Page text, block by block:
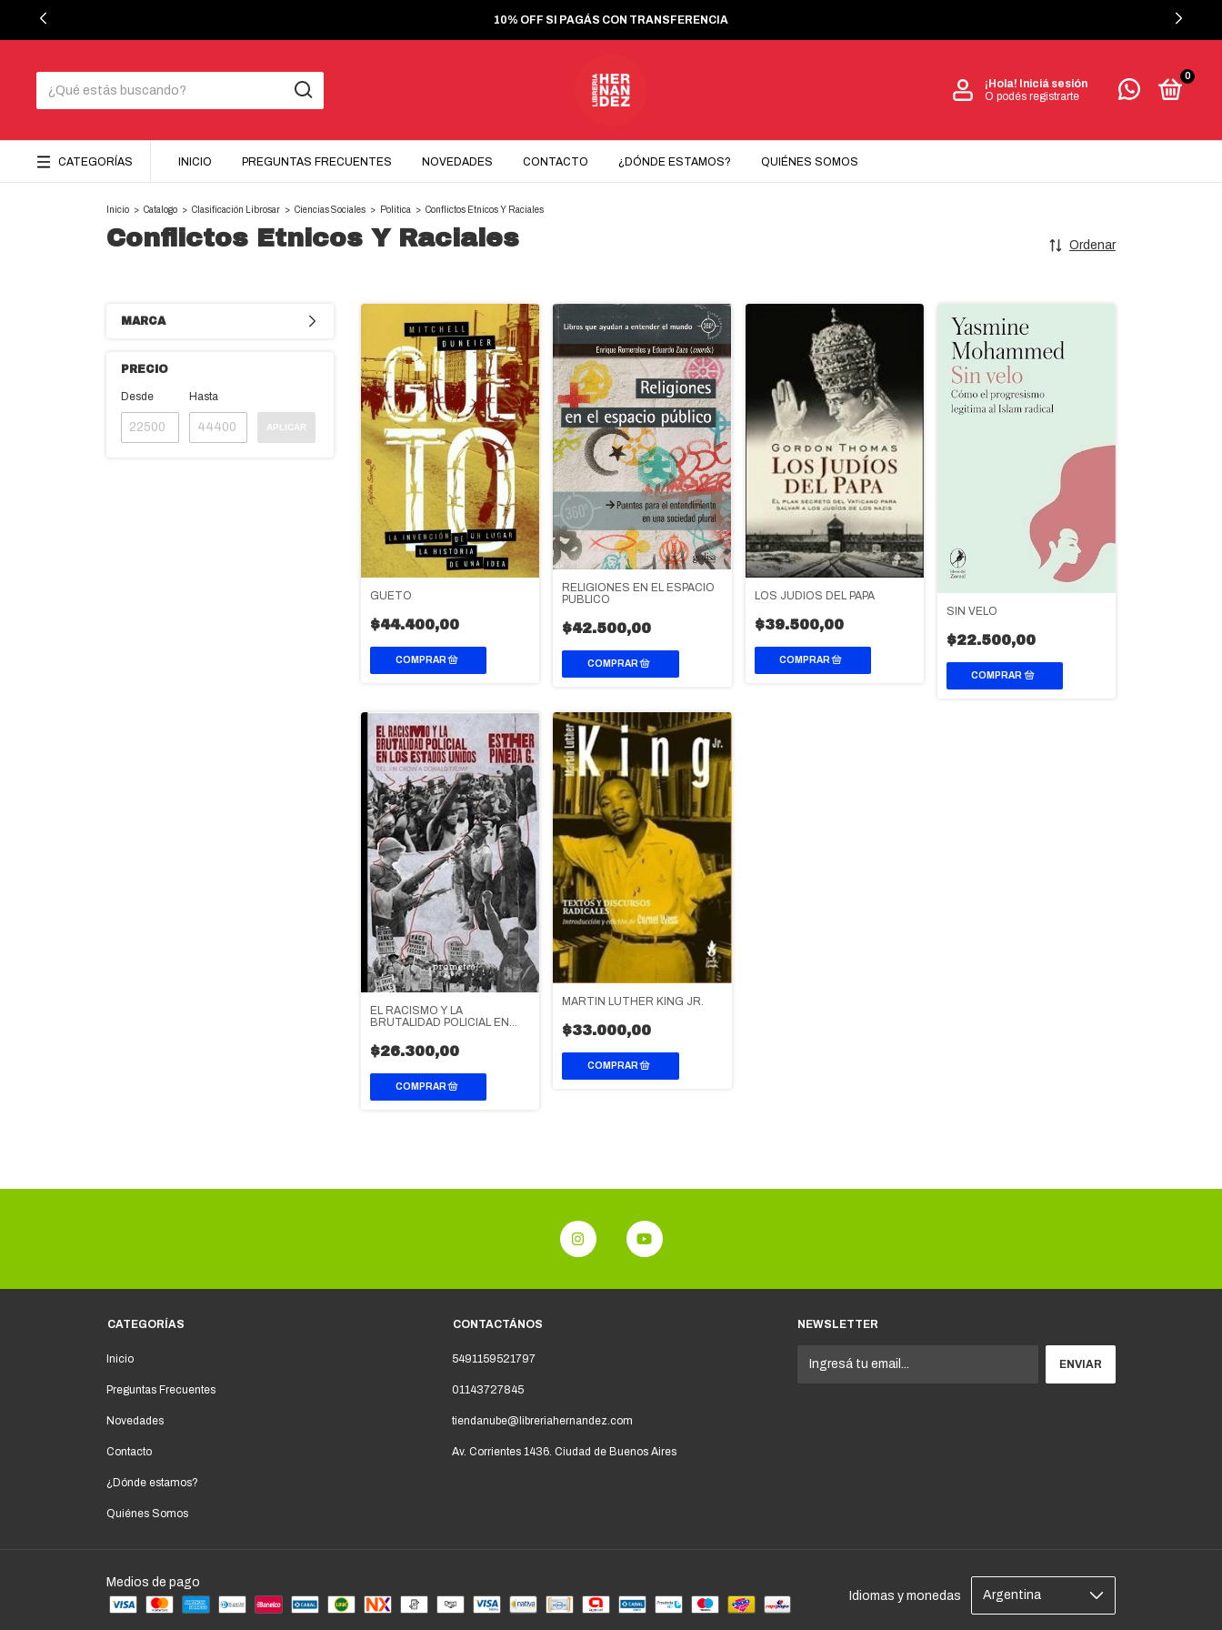
10% OFF SI PAGÁS CON TRANSFERENCIA
¡Hola! Iniciá sesión
O podés registrarte
0
CATEGORÍAS INICIO PREGUNTAS FRECUENTES NOVEDADES CONTACTO ¿DÓNDE ESTAMOS? QUIÉNES SOMOS
Inicio > Catalogo > Clasificación Librosar > Ciencias Sociales > Politica > Conflictos Etnicos Y Raciales
Conflictos Etnicos Y Raciales Ordenar
MARCA
PRECIO
Desde Hasta
APLICAR
GUETO
$44.400,00
RELIGIONES EN EL ESPACIO
PUBLICO
$42.500,00
LOS JUDIOS DEL PAPA
$39.500,00
SIN VELO
$22.500,00
EL RACISMO Y LA
BRUTALIDAD POLICIAL EN
$26.300,00
MARTIN LUTHER KING JR.
$33.000,00
CATEGORÍAS
Inicio
Preguntas Frecuentes
Novedades
Contacto
¿Dónde estamos?
Quiénes Somos
CONTACTÁNOS
5491159521797
01143727845
tiendanube@libreriahernandez.com
Av. Corrientes 1436. Ciudad de Buenos Aires
NEWSLETTER
Medios de pago
Idiomas y monedas